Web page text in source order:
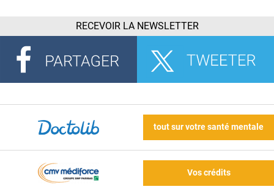
RECEVOIR LA NEWSLETTER
tout sur votre santé mentale
Vos crédits